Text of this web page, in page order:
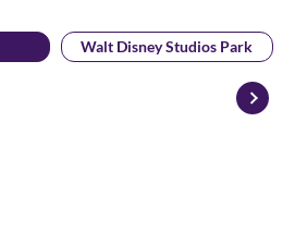
Walt Disney Studios Park